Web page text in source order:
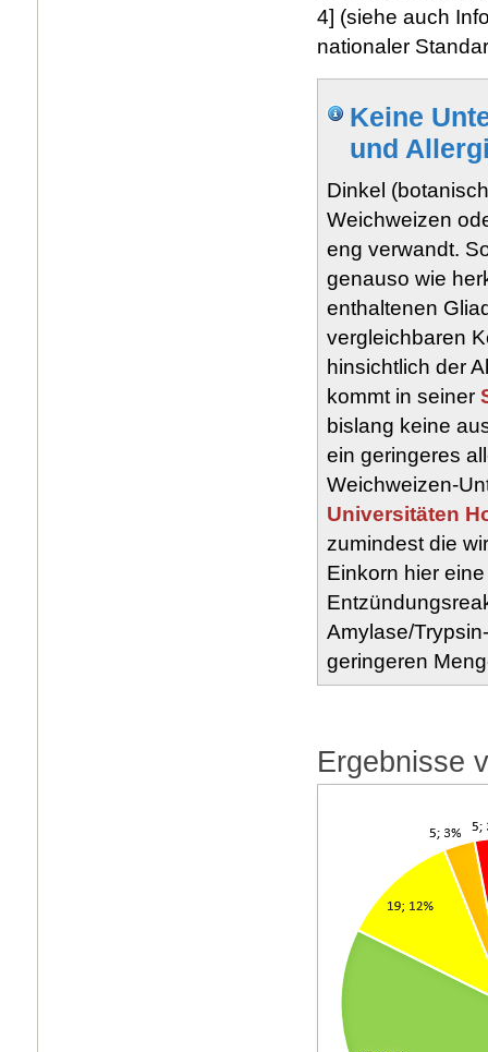
4] (siehe auch
nationaler
Keine
und
Dinkel
Weichweizen
eng verwandt.
genauso wie
enthaltenen
vergleichbaren
hinsichtlich der
kommt in seiner
bislang keine
ein geringeres
Weichweizen-
Universitäten
zumindest die
Einkorn hier
Amylase/
geringeren
Ergebnisse